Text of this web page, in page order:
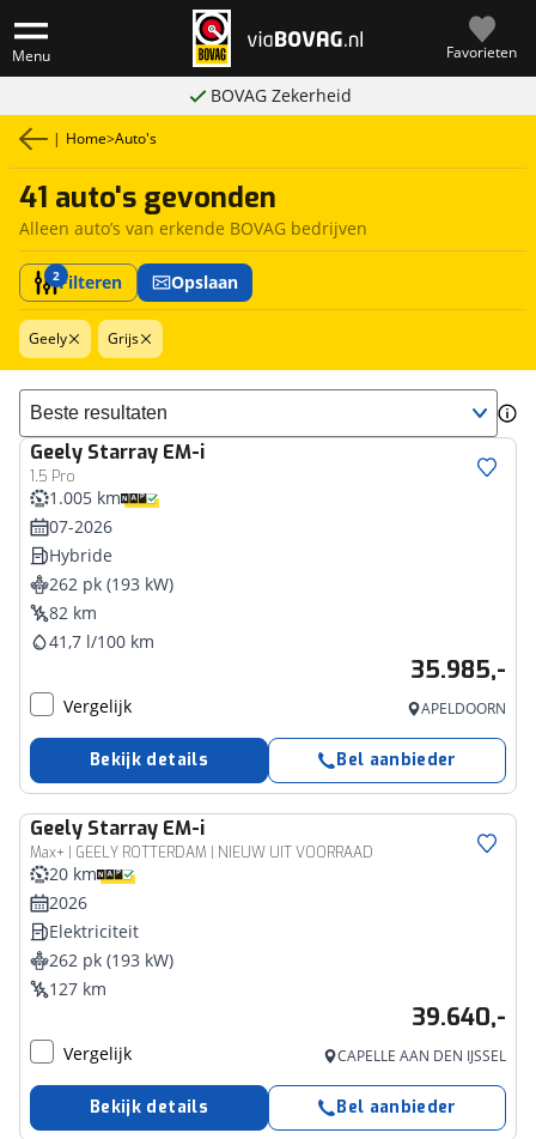
Menu Favorieten
BOVAG Zekerheid
| Home>Auto's
41 auto's gevonden
Alleen auto’s van erkende BOVAG bedrijven
2Filteren Opslaan
Geely Grijs
Sorteer resultaten
Geely Starray EM-i
1.5 Pro
1.005 km
07-2026
Hybride
262 pk (193 kW)
82 km
41,7 l/100 km
35.985,-
Vergelijk APELDOORN
Bekijk details Bel aanbieder
Geely Starray EM-i
Max+ | GEELY ROTTERDAM | NIEUW UIT VOORRAAD
20 km
2026
Elektriciteit
262 pk (193 kW)
127 km
39.640,-
Vergelijk CAPELLE AAN DEN IJSSEL
Bekijk details Bel aanbieder